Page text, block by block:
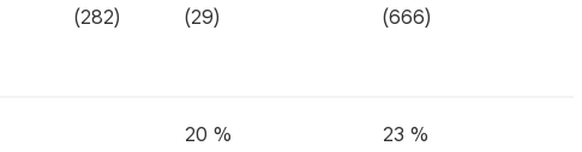
(282) (29) (666)
20 % 23 %